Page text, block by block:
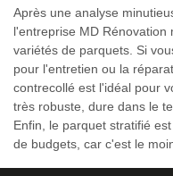
Après une analyse
l'entreprise MD
variétés de parquets. Si
pour l'entretien ou la
contrecollé est l'idéal pour
très robuste, dure dans le
Enfin, le parquet stratifié
de budgets, car c'est le